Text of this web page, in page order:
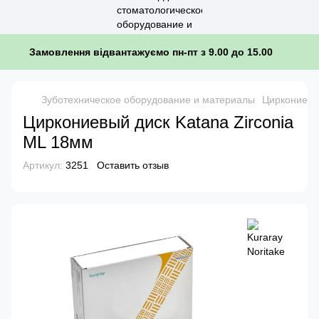
Замовлення відвантажуємо пн-пт з 9.00 до 15.00
Зуботехническое оборудование и материалы
Циркониевый диск Katana Zirconia
ML 18мм
Артикул: 3251 Оставить отзыв